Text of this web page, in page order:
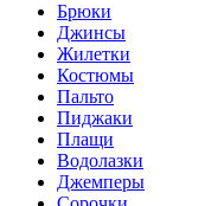
Брюки
Джинсы
Жилетки
Костюмы
Пальто
Пиджаки
Плащи
Водолазки
Джемперы